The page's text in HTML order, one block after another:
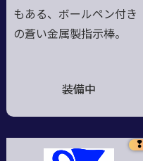
もある、ボールペン付き
の蒼い金属製指示棒。
装備中
❢